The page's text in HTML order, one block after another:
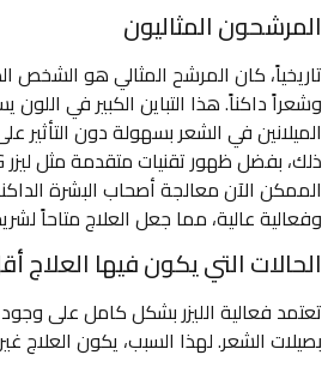
المرشحون المثاليون
تاريخياً، كان المرشح المثالي هو الشخص
وشعراً داكناً. هذا التباين الكبير في اللون
الميلانين في الشعر بسهولة دون التأثير
الممكن الآن معالجة أصحاب البشرة
وفعالية عالية، مما جعل العلاج متاحاً
الحالات التي يكون فيها العلاج
تعتمد فعالية الليزر بشكل كامل على
بصيلات الشعر. لهذا السبب، يكون العلاج